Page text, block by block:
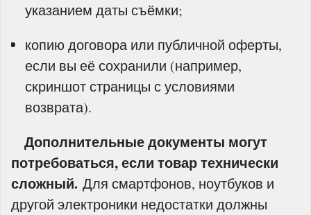
указанием даты съёмки;
копию договора или публичной оферты,
если вы её сохранили (например,
скриншот страницы с условиями
возврата).
Дополнительные документы могут
потребоваться, если товар технически
сложный. Для смартфонов, ноутбуков и
другой электроники недостатки должны